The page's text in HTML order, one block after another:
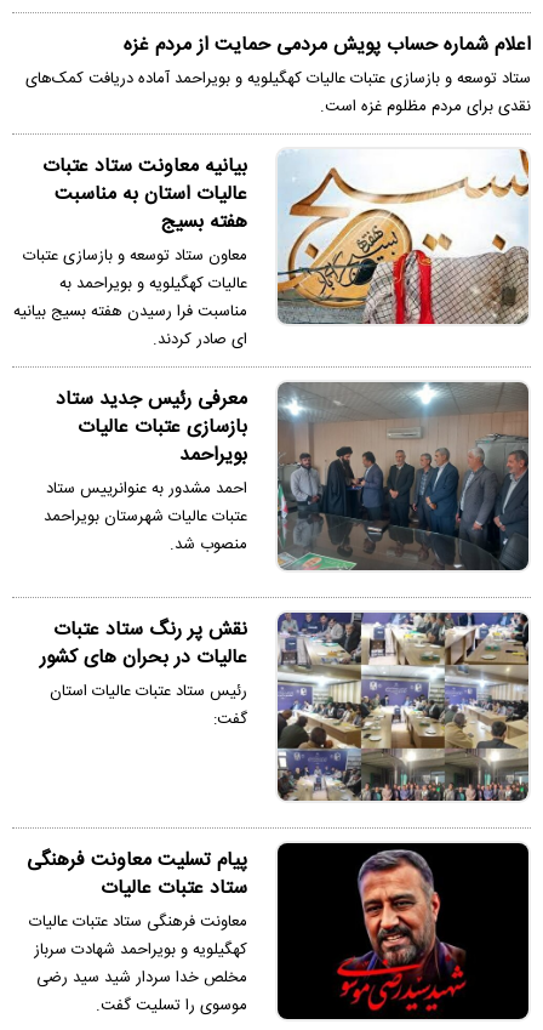
اعلام شماره حساب پویش مردمی حمایت از مردم غزه
ستاد توسعه و بازسازی عتبات عالیات کهگیلویه و بویراحمد آماده دریافت کمک‌های
نقدی برای مردم مظلوم غزه است.
بیانیه معاونت ستاد عتبات
عالیات استان به مناسبت
هفته‌ بسیج
معاون ستاد توسعه و بازسازی عتبات
عالیات کهگیلویه و بویراحمد به
مناسبت فرا رسیدن هفته بسیج بیانیه
ای صادر کردند.
معرفی رئیس جدید ستاد
بازسازی عتبات عالیات
بویراحمد
احمد مشدور به عنوانرییس ستاد
عتبات عالیات شهرستان بویراحمد
منصوب شد.
نقش پر رنگ ستاد عتبات
عالیات در بحران های کشور
رئیس ستاد عتبات عالیات استان
گفت:
پیام تسلیت معاونت فرهنگی
ستاد عتبات عالیات
معاونت فرهنگی ستاد عتبات عالیات
کهگیلویه و بویراحمد شهادت سرباز
مخلص خدا سردار شید سید رضی
موسوی را تسلیت گفت.